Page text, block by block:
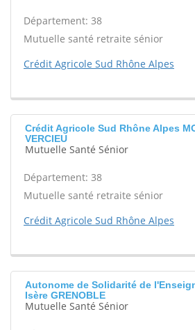
Département: 38
Mutuelle santé retraite sénior
Crédit Agricole Sud Rhône Alpes
Crédit Agricole Sud Rhône Alpes
VERCIEU
Mutuelle Santé Sénior
Département: 38
Mutuelle santé retraite sénior
Crédit Agricole Sud Rhône Alpes
Autonome de Solidarité de
Isère GRENOBLE
Mutuelle Santé Sénior